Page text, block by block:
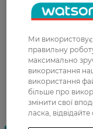
Ми
правильну
максимально
використання
використання
більше про
змінити свої
ласка, відвідайте